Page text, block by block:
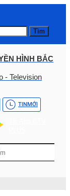
Tìm
HÌNH BẮC
- Television
TINMỚI